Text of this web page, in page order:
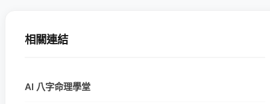
相關連結
AI 八字命理學堂